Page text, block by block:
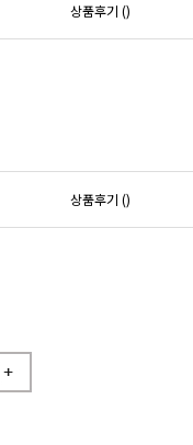
상품후기 ()
상품후기 ()